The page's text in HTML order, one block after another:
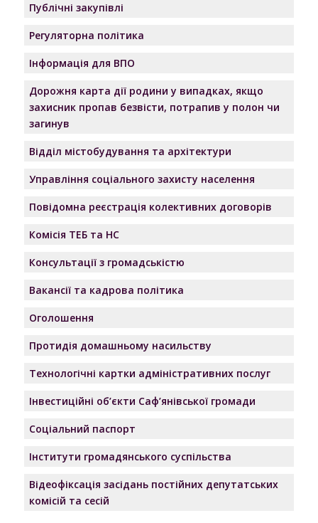
Публічні закупівлі
Регуляторна політика
Інформація для ВПО
Дорожня карта дії родини у випадках, якщо
захисник пропав безвісти, потрапив у полон чи
загинув
Відділ містобудування та архітектури
Управління соціального захисту населення
Повідомна реєстрація колективних договорів
Комісія ТЕБ та НС
Консультації з громадськістю
Вакансії та кадрова політика
Оголошення
Протидія домашньому насильству
Технологічні картки адміністративних послуг
Інвестиційні об’єкти Саф’янівської громади
Соціальний паспорт
Інститути громадянського суспільства
Відеофіксація засідань постійних депутатських
комісій та сесій